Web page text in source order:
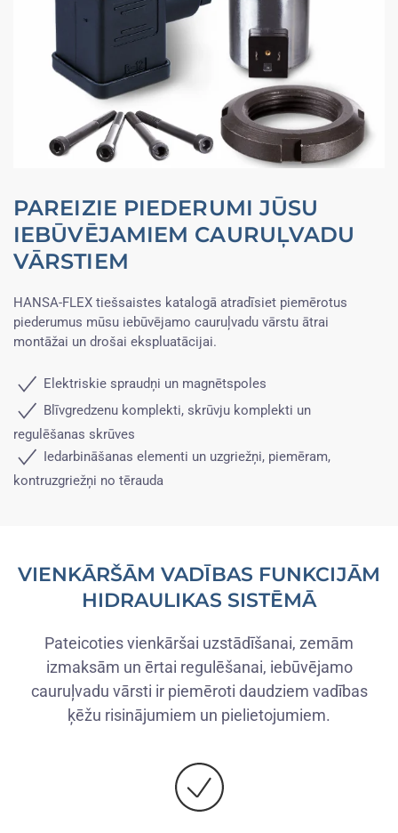
PAREIZIE PIEDERUMI JŪSU
IEBŪVĒJAMIEM CAURUĻVADU
VĀRSTIEM
HANSA-FLEX tiešsaistes katalogā atradīsiet piemērotus
piederumus mūsu iebūvējamo cauruļvadu vārstu ātrai
montāžai un drošai ekspluatācijai.
Elektriskie spraudņi un magnētspoles
Blīvgredzenu komplekti, skrūvju komplekti un
regulēšanas skrūves
Iedarbināšanas elementi un uzgriežņi, piemēram,
kontruzgriežņi no tērauda
VIENKĀRŠĀM VADĪBAS FUNKCIJĀM
HIDRAULIKAS SISTĒMĀ
Pateicoties vienkāršai uzstādīšanai, zemām
izmaksām un ērtai regulēšanai, iebūvējamo
cauruļvadu vārsti ir piemēroti daudziem vadības
ķēžu risinājumiem un pielietojumiem.